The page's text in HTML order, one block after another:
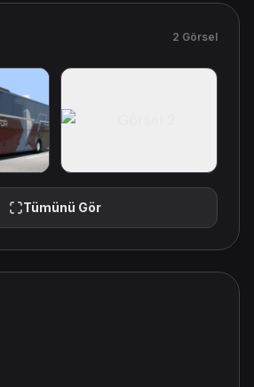
2 Görsel
Tümünü Gör